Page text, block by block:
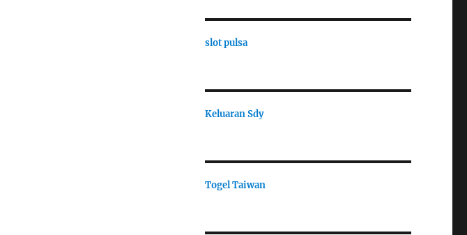
slot pulsa
Keluaran Sdy
Togel Taiwan